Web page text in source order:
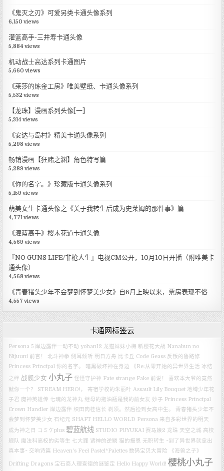
《鬼灭之刃》可爱另类卡通头像系列
6,150 views
灌篮高手-三井寿卡通头像
5,884 views
机动战士高达系列卡通图片
5,660 views
《莱莎的炼金工房》唯美壁纸、卡通头像系列
5,532 views
【龙珠】漫画系列头像[一]
5,314 views
《安达与岛村》精美卡通头像系列
5,298 views
畅销漫画【狂赌之渊】角色特写篇
5,289 views
《你的名字。》珍藏版卡通头像系列
5,159 views
萌美女生卡通头像之《关于我转生后成为史莱姆的那件事》篇
4,771 views
《灌篮高手》樱木花道卡通头像
4,569 views
『NO GUNS LIFE/非枪人生』电视CM公开，10月10日开播（附唯美卡
通头像）
4,568 views
《青春猪头少年不会梦到怀梦美少女》自6月上映以来，票房表现不俗
4,557 views
卡通网标签云
Persona 5 岸边露伴一动不动 yohan12 龙猫妹妹小梅 新樱花大战 Nanabun no
Nijuuni 前言！ 北斗神拳 侧耳倾听 明日方舟 比卡丘 Code Geass 反叛的鲁路修
Princess Principal 你的名字。 暗黑破坏神在身边
《Re:从零开始的异世界生活 冰结
之绊 战舰少女 小丸子 怪怪守护神 Fate strange Fake 前说！
喜欢本大爷的竟然
就你一个？
STREAM HERO!， 寄宿学校的朱丽叶 Assault Lily Bouquet 地缚少年花
子君 魔神英雄传 七魂的龙神丸 继母的拖油瓶是我的前女友 妙子 Princess Principal
Crown Handler 岸边露伴 织田肉桂信长 剃须。然后捡到女高中生。
青春猪头少年不
会梦到怀梦美少女 石纪元 SHAFT HELLO WORLD Persona 来自多彩世界的明天
成为神之日
コミケplus 碧蓝航线 STUDIO PUYUKAI 赛马娘2 龙珠 天空之城 高校
舰队 魔法科高校的劣等生 七大罪 诸神的逆鳞 猫的报恩 无职转生 ~到了异世界就拿出
真本事~ 交响诗篇 Heaven's Feel Pastel*Palettes 数码宝贝大冒险
《海兽之子》
Drifting Dragons 宝石商人理查德的谜鉴定 Hello Happy World! 櫻桃小丸子